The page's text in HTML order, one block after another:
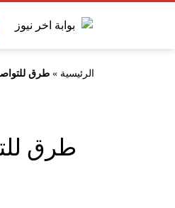
الرئيسية »طرق
طرق